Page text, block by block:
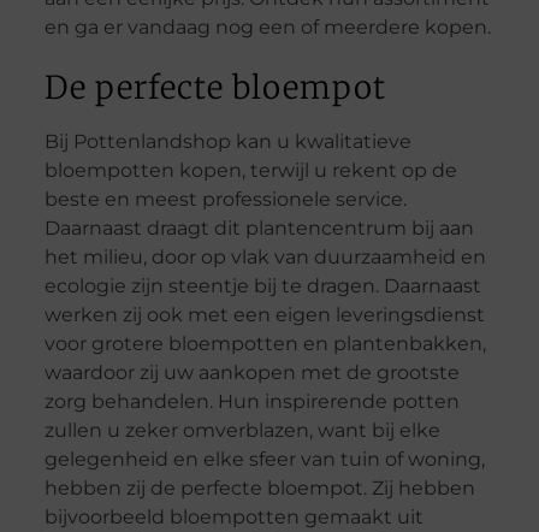
en ga er vandaag nog een of meerdere kopen.
De perfecte bloempot
Bij Pottenlandshop kan u kwalitatieve
bloempotten kopen, terwijl u rekent op de
beste en meest professionele service.
Daarnaast draagt dit plantencentrum bij aan
het milieu, door op vlak van duurzaamheid en
ecologie zijn steentje bij te dragen. Daarnaast
werken zij ook met een eigen leveringsdienst
voor grotere bloempotten en plantenbakken,
waardoor zij uw aankopen met de grootste
zorg behandelen. Hun inspirerende potten
zullen u zeker omverblazen, want bij elke
gelegenheid en elke sfeer van tuin of woning,
hebben zij de perfecte bloempot. Zij hebben
bijvoorbeeld bloempotten gemaakt uit